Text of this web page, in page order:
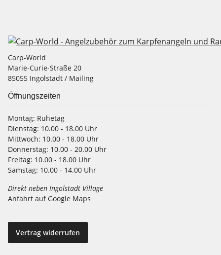
Carp-World
Marie-Curie-Straße 20
85055 Ingolstadt / Mailing
Öffnungszeiten
Montag: Ruhetag
Dienstag: 10.00 - 18.00 Uhr
Mittwoch: 10.00 - 18.00 Uhr
Donnerstag: 10.00 - 20.00 Uhr
Freitag: 10.00 - 18.00 Uhr
Samstag: 10.00 - 14.00 Uhr
Direkt neben Ingolstadt Village
Anfahrt auf Google Maps
Vertrag widerrufen